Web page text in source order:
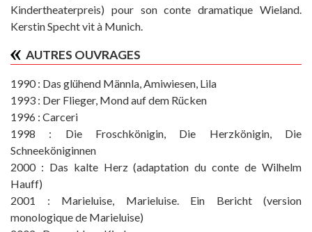
Kindertheaterpreis) pour son conte dramatique Wieland.
Kerstin Specht vit à Munich.
AUTRES OUVRAGES
1990 : Das glühend Männla, Amiwiesen, Lila
1993 : Der Flieger, Mond auf dem Rücken
1996 : Carceri
1998 : Die Froschkönigin, Die Herzkönigin, Die
Schneeköniginnen
2000 : Das kalte Herz (adaptation du conte de Wilhelm
Hauff)
2001 : Marieluise, Marieluise. Ein Bericht (version
monologique de Marieluise)